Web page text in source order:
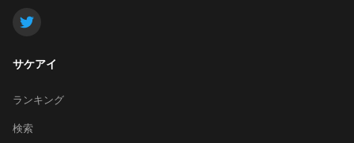
サケアイ
ランキング
検索